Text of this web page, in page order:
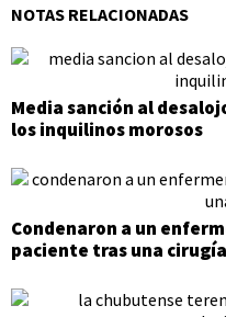
NOTAS RELACIONADAS
Media sanción al
los inquilinos morosos
Condenaron a un
paciente tras una cirugía